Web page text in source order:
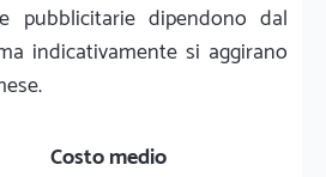
pubblicitarie dipendono dal
indicativamente si aggirano
Costo medio